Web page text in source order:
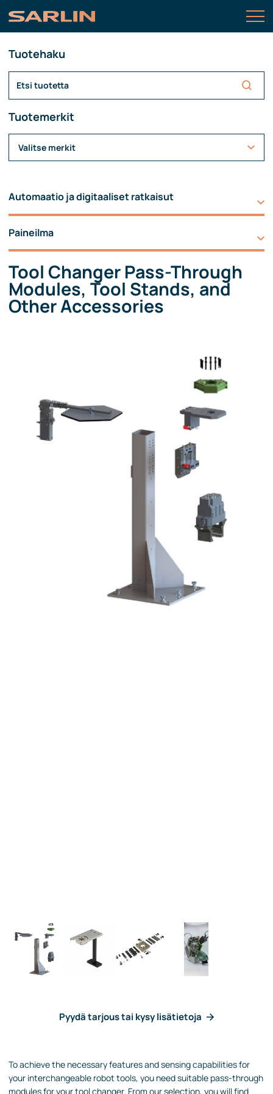
Tuotehaku
Tuotemerkit
Valitse merkit
Automaatio ja digitaaliset ratkaisut
Paineilma
Tool Changer Pass-Through
Modules, Tool Stands, and
Other Accessories
Pyydä tarjous tai kysy lisätietoja
To achieve the necessary features and sensing capabilities for
your interchangeable robot tools, you need suitable pass-through
modules for your tool changer. From our selection, you will find